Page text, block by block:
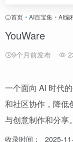
首页 • AI百宝集 • AI编
YouWare
9个月前发布
一个面向 AI 时代
和社区协作，降低
与创意制作和分享。
收录时间：
2025-